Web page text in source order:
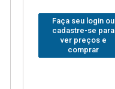
Faça seu login ou
cadastre-se para
ver preços e
comprar